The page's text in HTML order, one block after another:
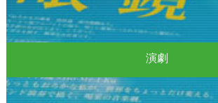
演劇